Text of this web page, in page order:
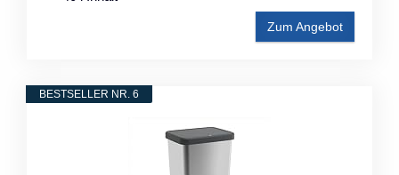
Zum Angebot
BESTSELLER NR. 6